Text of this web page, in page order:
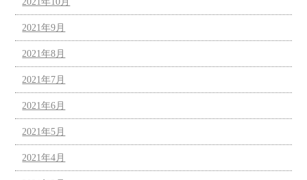
2021年9月
2021年8月
2021年7月
2021年6月
2021年5月
2021年4月